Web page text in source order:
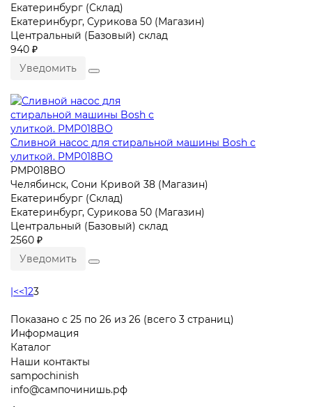
Екатеринбург (Склад)
Екатеринбург, Сурикова 50 (Магазин)
Центральный (Базовый) склад
940 ₽
Уведомить
Сливной насос для стиральной машины Bosh с
улиткой. PMP018BO
PMP018BO
Челябинск, Сони Кривой 38 (Магазин)
Екатеринбург (Склад)
Екатеринбург, Сурикова 50 (Магазин)
Центральный (Базовый) склад
2560 ₽
Уведомить
|<<123
Показано с 25 по 26 из 26 (всего 3 страниц)
Информация
Каталог
Наши контакты
sampochinish
info@сампочинишь.рф